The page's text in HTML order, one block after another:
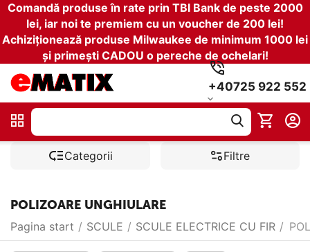
Comandă produse în rate prin TBI Bank de peste 2000
lei, iar noi te premiem cu un voucher de 200 lei!
Achiziționează produse Milwaukee de minimum 1000 lei
și primești CADOU o pereche de ochelari!
+40725 922 552
Categorii Filtre
POLIZOARE UNGHIULARE
Pagina start / SCULE / SCULE ELECTRICE CU FIR /